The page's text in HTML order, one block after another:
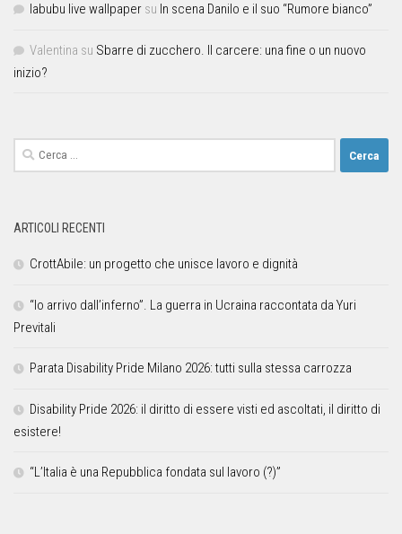
labubu live wallpaper su In scena Danilo e il suo “Rumore bianco”
Valentina su Sbarre di zucchero. Il carcere: una fine o un nuovo
inizio?
ARTICOLI RECENTI
CrottAbile: un progetto che unisce lavoro e dignità
“Io arrivo dall’inferno”. La guerra in Ucraina raccontata da Yuri
Previtali
Parata Disability Pride Milano 2026: tutti sulla stessa carrozza
Disability Pride 2026: il diritto di essere visti ed ascoltati, il diritto di
esistere!
“L’Italia è una Repubblica fondata sul lavoro (?)”